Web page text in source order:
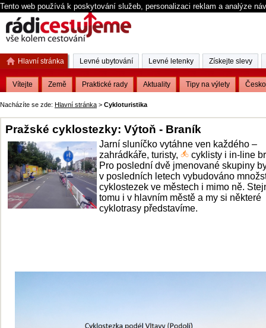
Tento web používá k poskytování služeb, personalizaci reklam a analýze
Nacházíte se zde: Hlavní stránka > Cykloturistika
Pražské cyklostezky: Výtoň - Braník
Jarní sluníčko vytáhne ven každého –
zahrádkáře, turisty,
cyklisty i in-line
Pro poslední dvě jmenované skupiny
v posledních letech vybudováno
cyklostezek ve městech i mimo ně.
tomu i v hlavním městě a my si některé
cyklotrasy představíme.
Hlavní stránka
Vítejte Země Praktické rady Aktuality Tipy na výlety Česko
Levné ubytování Levné letenky Získejte slevy